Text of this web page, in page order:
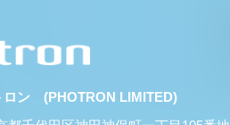
ロン (PHOTRON LIMITED)